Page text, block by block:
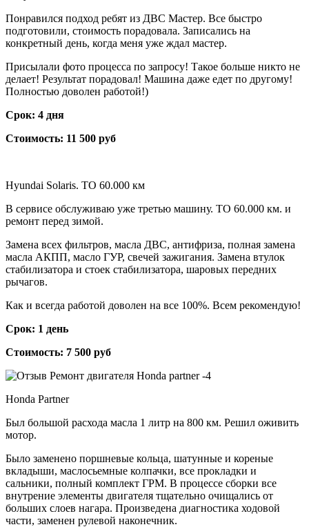
Понравился подход ребят из ДВС Мастер. Все быстро
подготовили, стоимость порадовала. Записались на
конкретный день, когда меня уже ждал мастер.
Присылали фото процесса по запросу! Такое больше никто не
делает! Результат порадовал! Машина даже едет по другому!
Полностью доволен работой!)
Срок: 4 дня
Стоимость: 11 500 руб
Hyundai Solaris. ТО 60.000 км
В сервисе обслуживаю уже третью машину. ТО 60.000 км. и
ремонт перед зимой.
Замена всех фильтров, масла ДВС, антифриза, полная замена
масла АКПП, масло ГУР, свечей зажигания. Замена втулок
стабилизатора и стоек стабилизатора, шаровых передних
рычагов.
Как и всегда работой доволен на все 100%. Всем рекомендую!
Срок: 1 день
Стоимость: 7 500 руб
Honda Partner
Был большой расхода масла 1 литр на 800 км. Решил оживить
мотор.
Было заменено поршневые кольца, шатунные и кореные
вкладыши, маслосьемные колпачки, все прокладки и
сальники, полный комплект ГРМ. В процессе сборки все
внутрение элементы двигателя тщательно очищались от
больших слоев нагара. Произведена диагностика ходовой
части, заменен рулевой наконечник.